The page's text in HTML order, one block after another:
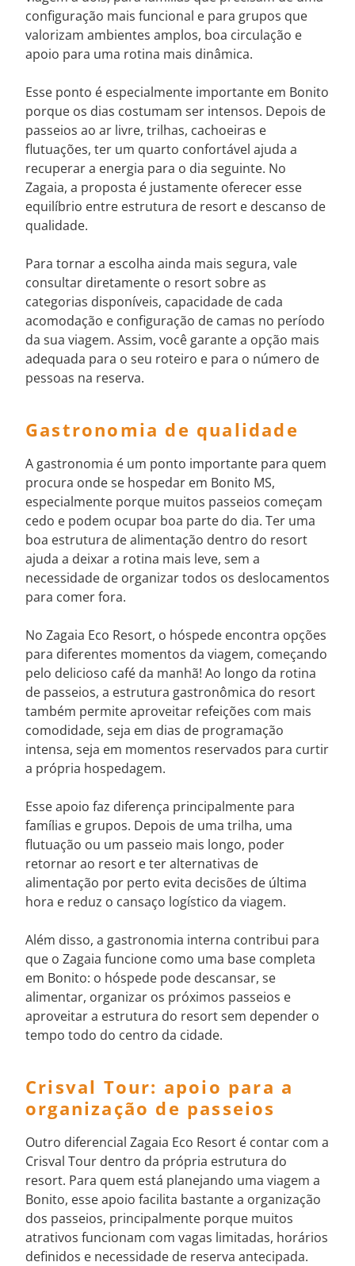
configuração mais funcional e para grupos que
valorizam ambientes amplos, boa circulação e
apoio para uma rotina mais dinâmica.
Esse ponto é especialmente importante em Bonito
porque os dias costumam ser intensos. Depois de
passeios ao ar livre, trilhas, cachoeiras e
flutuações, ter um quarto confortável ajuda a
recuperar a energia para o dia seguinte. No
Zagaia, a proposta é justamente oferecer esse
equilíbrio entre estrutura de resort e descanso de
qualidade.
Para tornar a escolha ainda mais segura, vale
consultar diretamente o resort sobre as
categorias disponíveis, capacidade de cada
acomodação e configuração de camas no período
da sua viagem. Assim, você garante a opção mais
adequada para o seu roteiro e para o número de
pessoas na reserva.
Gastronomia de qualidade
A gastronomia é um ponto importante para quem
procura onde se hospedar em Bonito MS,
especialmente porque muitos passeios começam
cedo e podem ocupar boa parte do dia. Ter uma
boa estrutura de alimentação dentro do resort
ajuda a deixar a rotina mais leve, sem a
necessidade de organizar todos os deslocamentos
para comer fora.
No Zagaia Eco Resort, o hóspede encontra opções
para diferentes momentos da viagem, começando
pelo delicioso café da manhã! Ao longo da rotina
de passeios, a estrutura gastronômica do resort
também permite aproveitar refeições com mais
comodidade, seja em dias de programação
intensa, seja em momentos reservados para curtir
a própria hospedagem.
Esse apoio faz diferença principalmente para
famílias e grupos. Depois de uma trilha, uma
flutuação ou um passeio mais longo, poder
retornar ao resort e ter alternativas de
alimentação por perto evita decisões de última
hora e reduz o cansaço logístico da viagem.
Além disso, a gastronomia interna contribui para
que o Zagaia funcione como uma base completa
em Bonito: o hóspede pode descansar, se
alimentar, organizar os próximos passeios e
aproveitar a estrutura do resort sem depender o
tempo todo do centro da cidade.
Crisval Tour: apoio para a
organização de passeios
Outro diferencial Zagaia Eco Resort é contar com a
Crisval Tour dentro da própria estrutura do
resort. Para quem está planejando uma viagem a
Bonito, esse apoio facilita bastante a organização
dos passeios, principalmente porque muitos
atrativos funcionam com vagas limitadas, horários
definidos e necessidade de reserva antecipada.